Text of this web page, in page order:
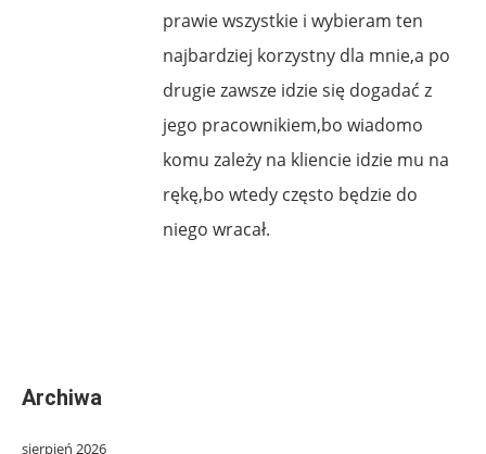
prawie wszystkie i wybieram ten
najbardziej korzystny dla mnie,a po
drugie zawsze idzie się dogadać z
jego pracownikiem,bo wiadomo
komu zależy na kliencie idzie mu na
rękę,bo wtedy często będzie do
niego wracał.
Archiwa
sierpień 2026